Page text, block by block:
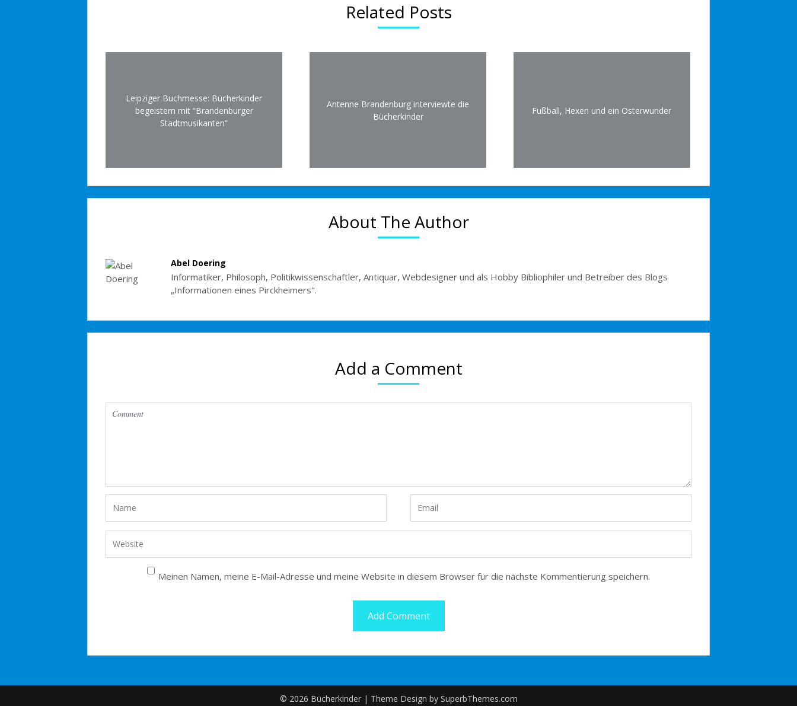
Related Posts
Leipziger Buchmesse: Bücherkinder
begeistern mit “Brandenburger
Stadtmusikanten”
Antenne Brandenburg interviewte die
Bücherkinder
Fußball, Hexen und ein Osterwunder
About The Author
Abel Doering
Informatiker, Philosoph, Politikwissenschaftler, Antiquar, Webdesigner und als Hobby Bibliophiler und Betreiber des Blogs
„Informationen eines Pirckheimers".
Add a Comment
Meinen Namen, meine E-Mail-Adresse und meine Website in diesem Browser für die nächste Kommentierung speichern.
© 2026 Bücherkinder | Theme Design by SuperbThemes.com